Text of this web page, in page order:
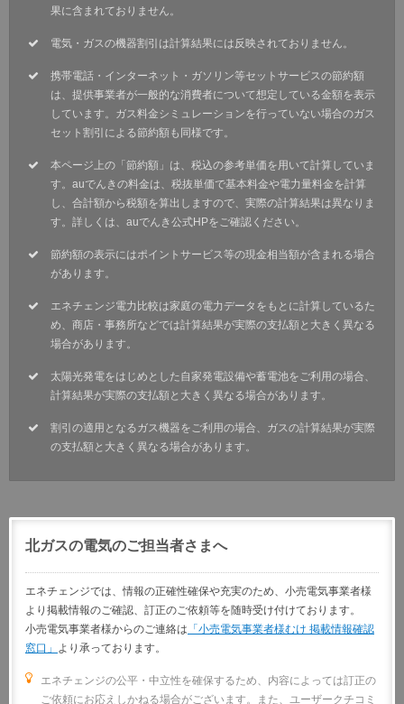
果に含まれておりません。
電気・ガスの機器割引は計算結果には反映されておりません。
携帯電話・インターネット・ガソリン等セットサービスの節約額
は、提供事業者が一般的な消費者について想定している金額を表示
しています。ガス料金シミュレーションを行っていない場合のガス
セット割引による節約額も同様です。
本ページ上の「節約額」は、税込の参考単価を用いて計算していま
す。auでんきの料金は、税抜単価で基本料金や電力量料金を計算
し、合計額から税額を算出しますので、実際の計算結果は異なりま
す。詳しくは、auでんき公式HPをご確認ください。
節約額の表示にはポイントサービス等の現金相当額が含まれる場合
があります。
エネチェンジ電力比較は家庭の電力データをもとに計算しているた
め、商店・事務所などでは計算結果が実際の支払額と大きく異なる
場合があります。
太陽光発電をはじめとした自家発電設備や蓄電池をご利用の場合、
計算結果が実際の支払額と大きく異なる場合があります。
割引の適用となるガス機器をご利用の場合、ガスの計算結果が実際
の支払額と大きく異なる場合があります。
北ガスの電気のご担当者さまへ
エネチェンジでは、情報の正確性確保や充実のため、小売電気事業者様
より掲載情報のご確認、訂正のご依頼等を随時受け付けております。
小売電気事業者様からのご連絡は 「小売電気事業者様むけ 掲載情報確認
窓口」 より承っております。
エネチェンジの公平・中立性を確保するため、内容によっては訂正の
ご依頼にお応えしかねる場合がございます。また、ユーザークチコミ